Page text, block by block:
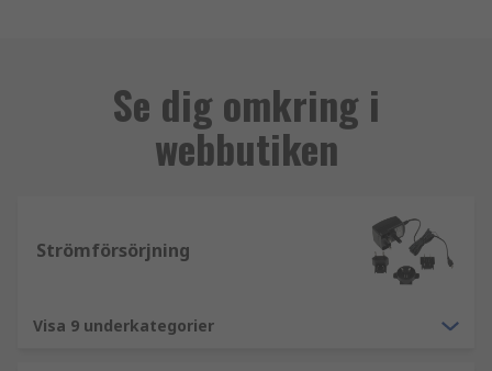
Se dig omkring i
webbutiken
Strömförsörjning
Visa 9 underkategorier